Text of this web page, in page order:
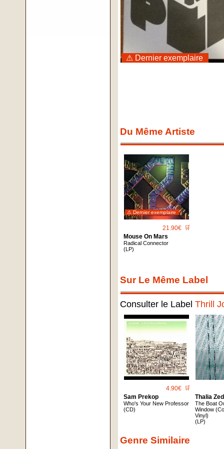
⚠ Dernier exemplaire
Du Même Artiste
⚠ Dernier exemplaire
21.90€ 🛒
Mouse On Mars
Radical Connector
(LP)
Sur Le Même Label
Consulter le LabelThrill
4.90€ 🛒
Sam Prekop
Who's Your New Professor
(CD)
Thalia
The Boat
Window
Vinyl)
(LP)
Genre Similaire